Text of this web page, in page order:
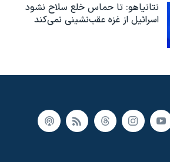
نتانیاهو: تا حماس خلع سلاح نشود
اسرائیل از غزه عقب‌نشینی نمی‌کند